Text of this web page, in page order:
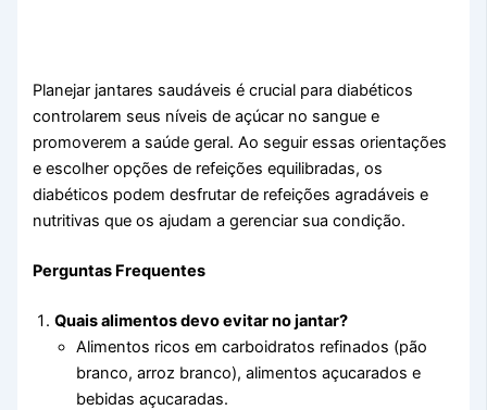
Planejar jantares saudáveis é crucial para diabéticos
controlarem seus níveis de açúcar no sangue e
promoverem a saúde geral. Ao seguir essas orientações
e escolher opções de refeições equilibradas, os
diabéticos podem desfrutar de refeições agradáveis e
nutritivas que os ajudam a gerenciar sua condição.
Perguntas Frequentes
Quais alimentos devo evitar no jantar?
Alimentos ricos em carboidratos refinados (pão
branco, arroz branco), alimentos açucarados e
bebidas açucaradas.